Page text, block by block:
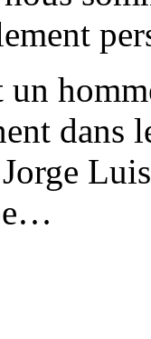
dans